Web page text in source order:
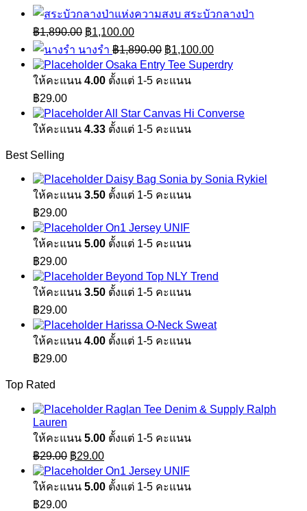
สระบัวกลางป่า
฿1,890.00 Original
price
was:
฿1,890.00.
฿1,100.00Current
price
is:
฿1,100.00.
นางรำ ฿1,890.00 Original
price
was:
฿1,890.00.
฿1,100.00Current
price
is:
Osaka Entry Tee Superdry
ให้คะแนน 4.00 ตั้งแต่ 1-5 คะแนน
฿29.00
All Star Canvas Hi Converse
ให้คะแนน 4.33 ตั้งแต่ 1-5 คะแนน
Best Selling
Daisy Bag Sonia by Sonia Rykiel
ให้คะแนน 3.50 ตั้งแต่ 1-5 คะแนน
฿29.00
On1 Jersey UNIF
ให้คะแนน 5.00 ตั้งแต่ 1-5 คะแนน
฿29.00
Beyond Top NLY Trend
ให้คะแนน 3.50 ตั้งแต่ 1-5 คะแนน
฿29.00
Harissa O-Neck Sweat
ให้คะแนน 4.00 ตั้งแต่ 1-5 คะแนน
฿29.00
Top Rated
Raglan Tee Denim & Supply Ralph
Lauren
ให้คะแนน 5.00 ตั้งแต่ 1-5 คะแนน
฿29.00 Original
price
was:
฿29.00.
฿29.00Current
price
is:
฿29.00.
On1 Jersey UNIF
ให้คะแนน 5.00 ตั้งแต่ 1-5 คะแนน
฿29.00